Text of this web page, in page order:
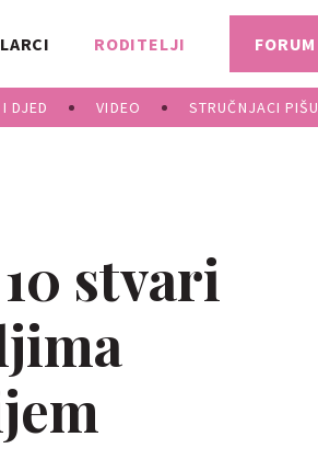
RODITELJI
DJED VIDEO STRUČNJACI PIŠU
FORUM
stvari